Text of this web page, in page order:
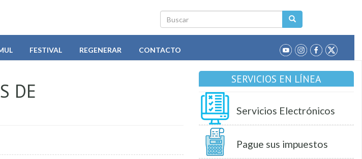
Buscar
FESTIVAL REGENERAR CONTACTO
DE
SERVICIOS EN LÍNEA
Servicios Electrónicos
Pague sus impuestos